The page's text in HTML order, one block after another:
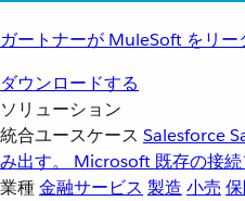
ガートナーが MuleSoft をリー
ダウンロードする
ソリューション
統合ユースケース Salesforce
み出す。
Microsoft 既存の接
業種金融サービス 製造 小売